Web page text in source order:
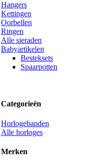
Hangers
Kettingen
Oorbellen
Ringen
Alle sieraden
Babyartikelen
Besteksets
Spaarpotten
Categorieën
Horlogebanden
Alle horloges
Merken